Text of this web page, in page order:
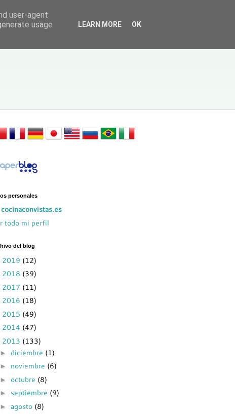
personales
cocinaconvistas.es
todo mi perfil
del blog
2019 (12)
2018 (39)
2017 (11)
2016 (18)
2015 (49)
2014 (47)
2013 (133)
► diciembre (1)
► noviembre (6)
► octubre (8)
► septiembre (9)
► agosto (8)
user-agent
usage
LEARN MORE OK